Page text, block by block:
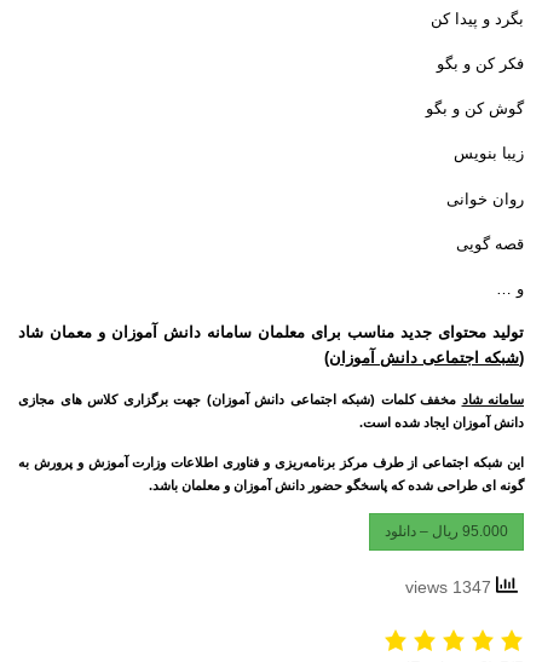
بگرد و پیدا کن
فکر کن و بگو
گوش کن و بگو
زیبا بنویس
روان خوانی
قصه گویی
و …
تولید محتوای جدید مناسب برای معلمان سامانه دانش آموزان و معمان شاد
(شبکه اجتماعی دانش آموزان)
سامانه شاد مخفف کلمات (شبکه اجتماعی دانش آموزان) جهت برگزاری کلاس های مجازی
دانش آموزان ایجاد شده است.
این شبکه اجتماعی از طرف مرکز برنامه‌ریزی و فناوری اطلاعات وزارت آموزش و پرورش به
گونه ای طراحی شده که پاسخگو حضور دانش آموزان و معلمان باشد.
95.000 ریال – دانلود